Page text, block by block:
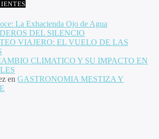
La Exhacienda Ojo de Agua
DEL SILENCIO
VIAJERO: EL VUELO DE LAS
CLIMATICO Y SU IMPACTO EN
en GASTRONOMIA MESTIZA Y